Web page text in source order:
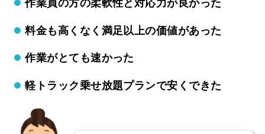
作業員の方の柔軟性と対応力が良かった
料金も高くなく満足以上の価値があった
作業がとても速かった
軽トラック乗せ放題プランで安くできた